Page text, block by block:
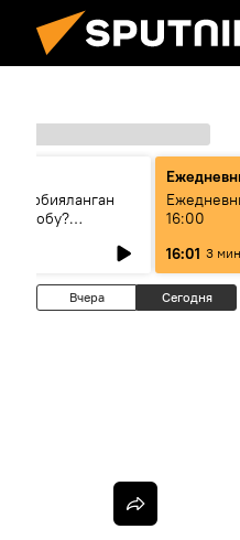
тарбияланган
болобу?
16:00
16:01 3 мин
Вчера Сегодня